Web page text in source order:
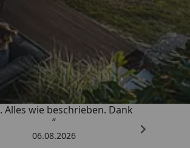
Trusted Shops
4,83/ 5
schnell gelifert. Ware passt
Alles wie beschrieben. Dank
“
06.08.2026